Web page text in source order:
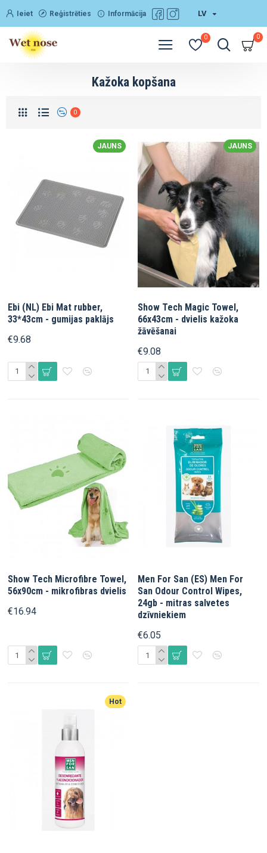
Ieiet Reģistrēties Informācija LV
0 0
Kažoka kopšana
0
JAUNS
Ebi (NL) Ebi Mat rubber,
33*43cm - gumijas paklājs
€9.68
JAUNS
Show Tech Magic Towel,
66x43cm - dvielis kažoka
žāvēšanai
€9.08
Show Tech Microfibre Towel,
56x90cm - mikrofibras dvielis
€16.94
Men For San (ES) Men For
San Odour Control Wipes,
24gb - mitras salvetes
dzīvniekiem
€6.05
Hot